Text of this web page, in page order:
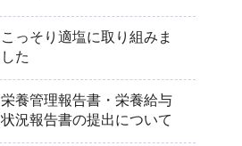
こっそり適塩に取り組みま
した
栄養管理報告書・栄養給与
状況報告書の提出について